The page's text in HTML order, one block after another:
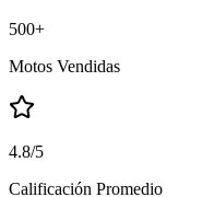
500+
Motos Vendidas
4.8/5
Calificación Promedio